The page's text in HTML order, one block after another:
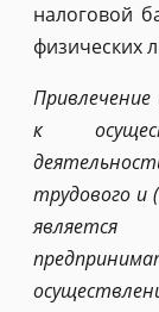
налоговой
физических
к
трудового и